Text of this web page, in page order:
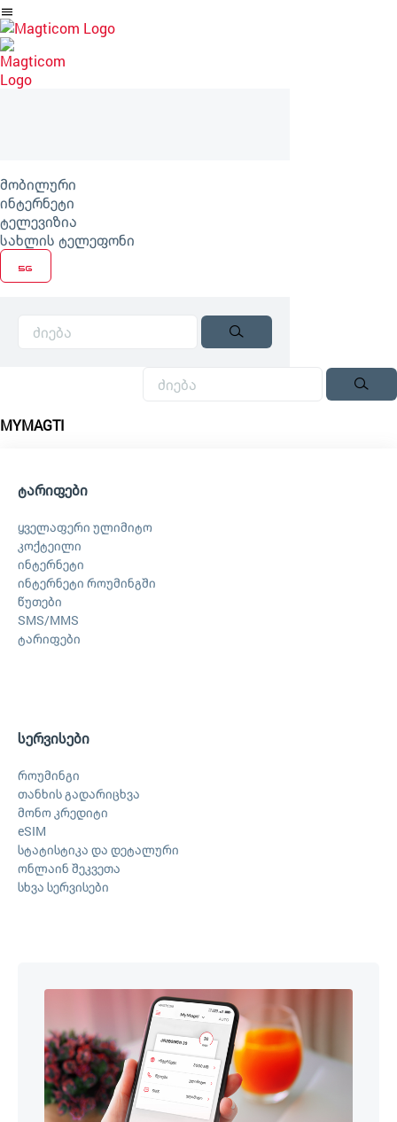
არტიკლზე
გადასვლა
მობილური
ინტერნეტი
ტელევიზია
სახლის ტელეფონი
MYMAGTI
ტარიფები
ყველაფერი ულიმიტო
კოქტეილი
ინტერნეტი
ინტერნეტი როუმინგში
წუთები
SMS/MMS
ტარიფები
სერვისები
როუმინგი
თანხის გადარიცხვა
მონო კრედიტი
eSIM
სტატისტიკა და დეტალური
ონლაინ შეკვეთა
სხვა სერვისები